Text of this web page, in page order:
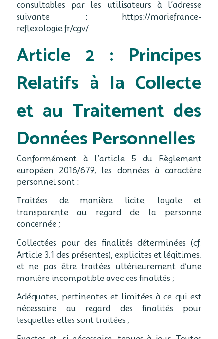
consultables par les utilisateurs à l’adresse
suivante : https://mariefrance-
reflexologie.fr/cgv/
Article 2 : Principes
Relatifs à la Collecte
et au Traitement des
Données Personnelles
Conformément à l’article 5 du Règlement
européen 2016/679, les données à caractère
personnel sont :
Traitées de manière licite, loyale et
transparente au regard de la personne
concernée ;
Collectées pour des finalités déterminées (cf.
Article 3.1 des présentes), explicites et légitimes,
et ne pas être traitées ultérieurement d’une
manière incompatible avec ces finalités ;
Adéquates, pertinentes et limitées à ce qui est
nécessaire au regard des finalités pour
lesquelles elles sont traitées ;